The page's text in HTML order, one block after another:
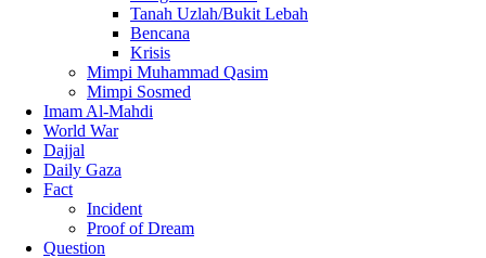
Tanah Uzlah/Bukit Lebah
Bencana
Krisis
Mimpi Muhammad Qasim
Mimpi Sosmed
Imam Al-Mahdi
World War
Dajjal
Daily Gaza
Fact
Incident
Proof of Dream
Question